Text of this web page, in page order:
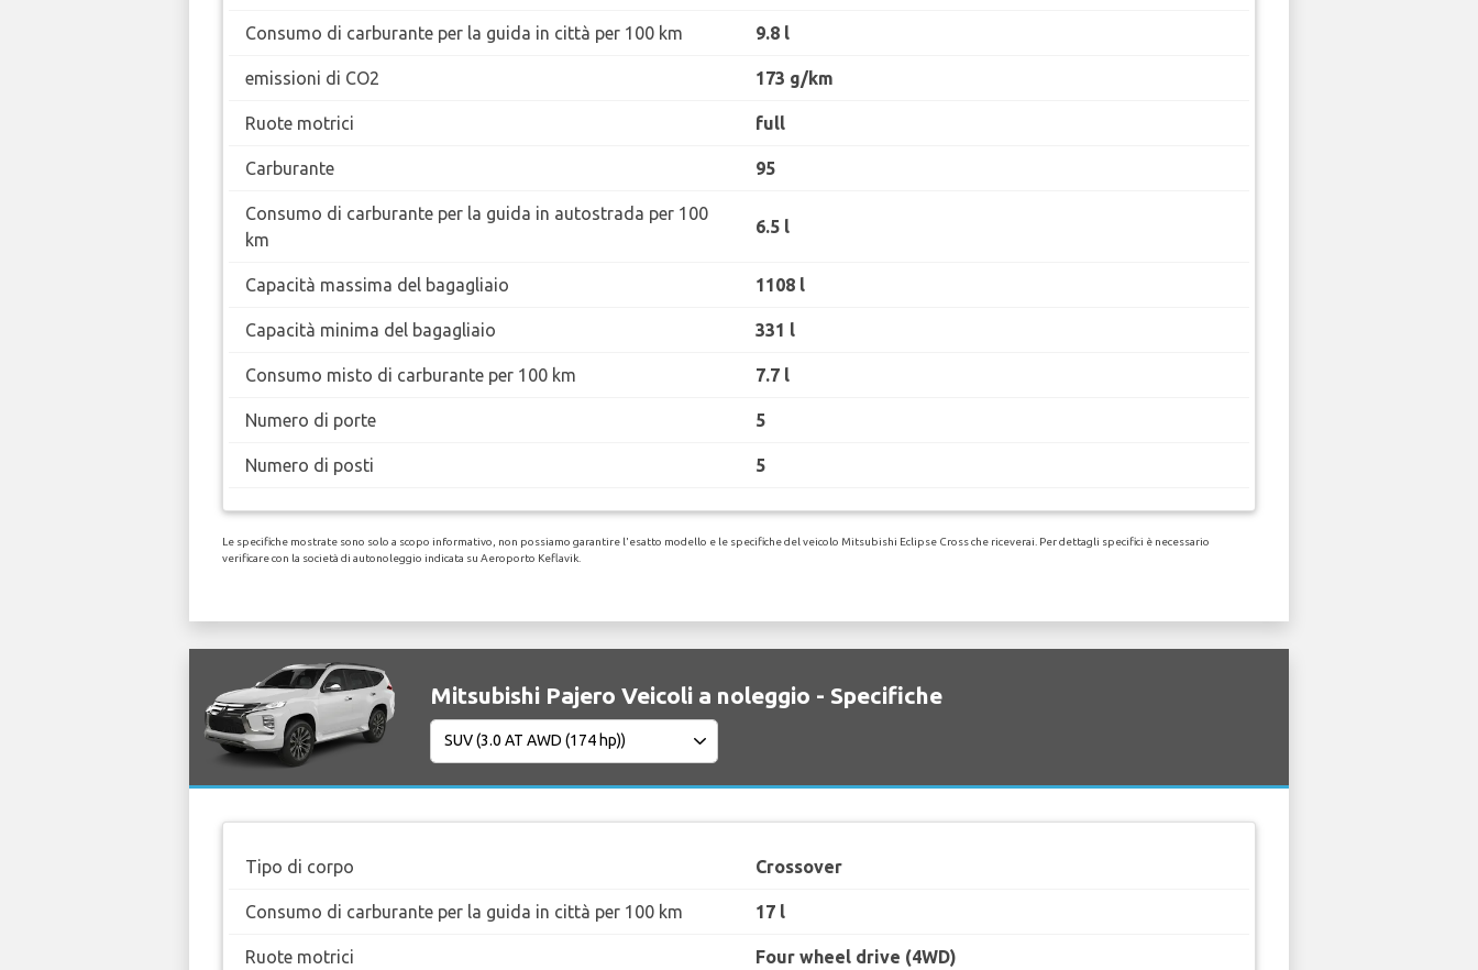
Consumo di carburante per la guida in città per 100 km 9.8 l
emissioni di CO2 173 g/km
Ruote motrici full
Carburante 95
Consumo di carburante per la guida in autostrada per 100
km
6.5 l
Capacità massima del bagagliaio 1108 l
Capacità minima del bagagliaio 331 l
Consumo misto di carburante per 100 km 7.7 l
Numero di porte 5
Numero di posti 5
Le specifiche mostrate sono solo a scopo informativo, non possiamo garantire l'esatto modello e le specifiche del veicolo Mitsubishi Eclipse Cross che riceverai. Per dettagli specifici è necessario
verificare con la società di autonoleggio indicata su Aeroporto Keflavik.
Mitsubishi Pajero Veicoli a noleggio - Specifiche
Tipo di corpo Crossover
Consumo di carburante per la guida in città per 100 km 17 l
Ruote motrici Four wheel drive (4WD)